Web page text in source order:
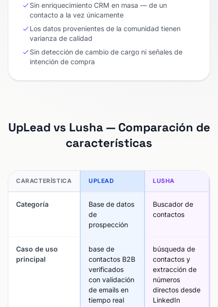
Sin enriquecimiento CRM en masa — de un
contacto a la vez únicamente
Los datos provenientes de la comunidad tienen
varianza de calidad
Sin detección de cambio de cargo ni señales de
intención de compra
UpLead vs Lusha — Comparación de
características
CARACTERÍSTICA UPLEAD LUSHA
Categoría
Base de datos
de
prospección
Buscador de
contactos
Caso de uso
principal
base de
contactos B2B
verificados
con validación
de emails en
tiempo real
búsqueda de
contactos y
extracción de
números
directos desde
LinkedIn